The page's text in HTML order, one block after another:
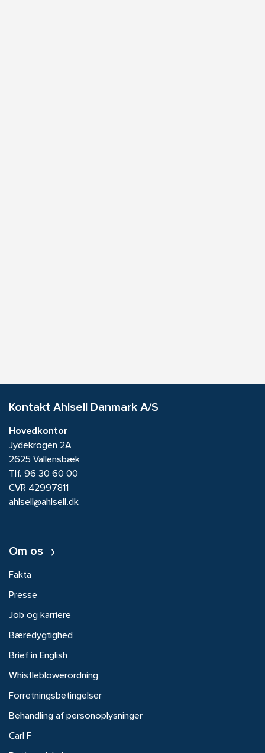
Kontakt Ahlsell Danmark A/S
Hovedkontor
Jydekrogen 2A
2625 Vallensbæk
Tlf. 96 30 60 00
CVR 42997811
ahlsell@ahlsell.dk
Om os
Fakta
Presse
Job og karriere
Bæredygtighed
Brief in English
Whistleblowerordning
Forretningsbetingelser
Behandling af personoplysninger
Carl F